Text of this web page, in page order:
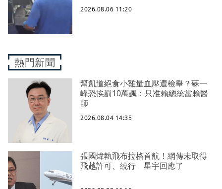
2026.08.06 11:20
熱門新聞
幫凱道絕食小雞量血壓遭檢舉？蘇一
峰恐挨罰10萬諷：只准賴總統當賴醫
師
2026.08.04 14:35
張國煒執飛布拉格首航！網傳未取得
飛越許可、繞行 星宇回應了